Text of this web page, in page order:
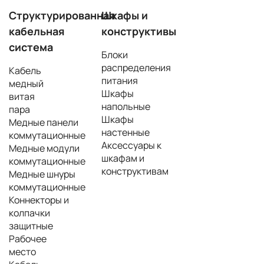
Структурированная
кабельная
система
Кабель
медный
витая
пара
Медные панели
коммутационные
Медные модули
коммутационные
Медные шнуры
коммутационные
Коннекторы и
колпачки
защитные
Рабочее
место
Шкафы и
конструктивы
Блоки
распределения
питания
Шкафы
напольные
Шкафы
настенные
Аксессуары к
шкафам и
конструктивам